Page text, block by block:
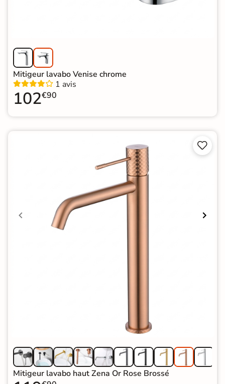
Mitigeur lavabo Venise chrome
1 avis
102€90


Mitigeur lavabo haut Zena Or Rose Brossé